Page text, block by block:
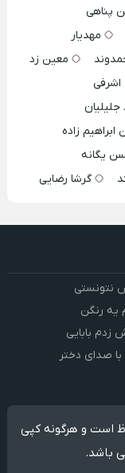
پناهی
مهدیار
معین زد
زاده
یگانه
گرشا رضایی
نتونستی
یه رنگن
بابایی
صدای دختر
است و هرگونه کپی
باشد.